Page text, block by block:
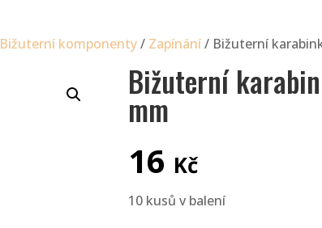
Bižuterní komponenty/ Zapínání/ Bižuterní
Bižuterní
mm
16 Kč
10 kusů v balení